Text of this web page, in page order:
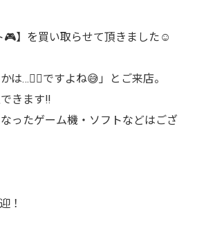
🎮】を買い取らせて頂きました☺︎
は…🙅‍♀️ですよね😅」とご来店。
きます‼️
ったゲーム機・ソフトなどはござ
！